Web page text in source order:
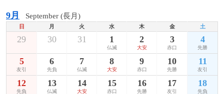
9月 September (長月)
日 月 火 水 木 金 土
29 30 31 1
仏滅
2
大安
3
赤口
4
先勝
5
友引
6
先負
7
仏滅
8
大安
9
赤口
10
先勝
11
友引
12
先負
13
仏滅
14
大安
15
赤口
16
先勝
17
友引
18
先負